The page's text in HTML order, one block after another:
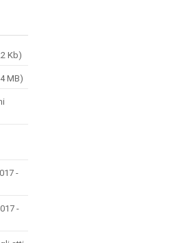
Kb)
MB)
-
-